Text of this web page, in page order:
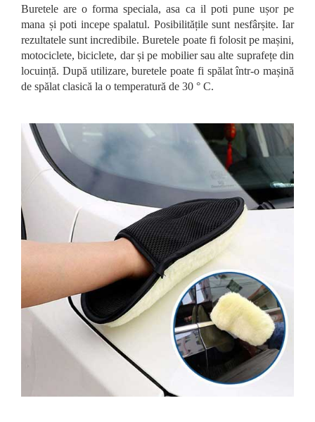
Buretele are o forma speciala, asa ca il poti pune ușor pe
mana și poti incepe spalatul. Posibilitățile sunt nesfârșite. Iar
rezultatele sunt incredibile. Buretele poate fi folosit pe mașini,
motociclete, biciclete, dar și pe mobilier sau alte suprafețe din
locuință. După utilizare, buretele poate fi spălat într-o mașină
de spălat clasică la o temperatură de 30 ° C.